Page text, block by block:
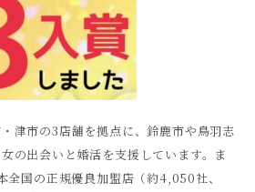
津市の3店舗を拠点に、鈴鹿市や鳥羽志
の出会いと婚活を支援しています。ま
全国の正規優良加盟店（約4,050社、